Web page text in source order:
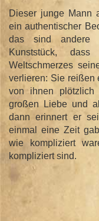
Dieser junge Mann
ein authentischer
das sind andere
Kunststück,
Weltschmerzes
verlieren: Sie reißen
von ihnen
großen Liebe und
dann erinnert er
einmal eine Zeit
wie kompliziert
kompliziert sind.